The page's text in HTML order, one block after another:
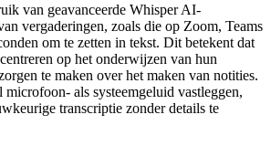
van geavanceerde Whisper AI-
vergaderingen, zoals die op Zoom, Teams
om te zetten in tekst. Dit betekent dat
op het onderwijzen van hun
te maken over het maken van notities.
als systeemgeluid vastleggen,
transcriptie zonder details te